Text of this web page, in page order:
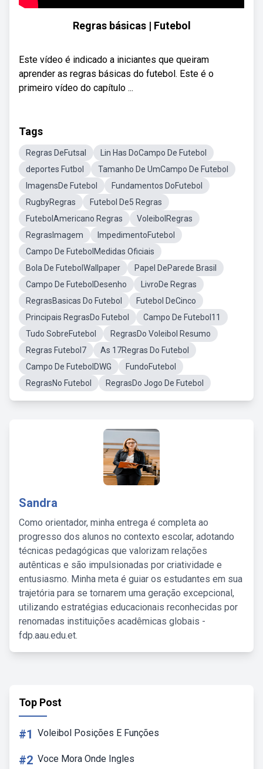
Regras básicas | Futebol
Este vídeo é indicado a iniciantes que queiram
aprender as regras básicas do futebol. Este é o
primeiro vídeo do capítulo ...
Tags
Regras DeFutsal
Lin Has DoCampo De Futebol
deportes Futbol
Tamanho De UmCampo De Futebol
ImagensDe Futebol
Fundamentos DoFutebol
RugbyRegras
Futebol De5 Regras
FutebolAmericano Regras
VoleibolRegras
RegrasImagem
ImpedimentoFutebol
Campo De FutebolMedidas Oficiais
Bola De FutebolWallpaper
Papel DeParede Brasil
Campo De FutebolDesenho
LivroDe Regras
RegrasBasicas Do Futebol
Futebol DeCinco
Principais RegrasDo Futebol
Campo De Futebol11
Tudo SobreFutebol
RegrasDo Voleibol Resumo
Regras Futebol7
As 17Regras Do Futebol
Campo De FutebolDWG
FundoFutebol
RegrasNo Futebol
RegrasDo Jogo De Futebol
Sandra
Como orientador, minha entrega é completa ao
progresso dos alunos no contexto escolar, adotando
técnicas pedagógicas que valorizam relações
autênticas e são impulsionadas por criatividade e
entusiasmo. Minha meta é guiar os estudantes em sua
trajetória para se tornarem uma geração excepcional,
utilizando estratégias educacionais reconhecidas por
renomadas instituições acadêmicas globais -
fdp.aau.edu.et.
Top Post
#1 Voleibol Posições E Funções
#2 Voce Mora Onde Ingles